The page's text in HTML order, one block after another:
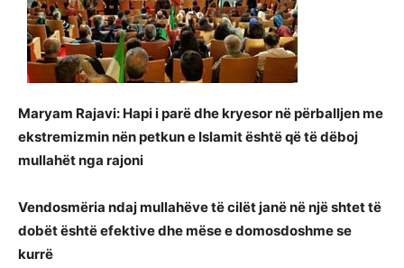
Maryam Rajavi: Hapi i parë dhe kryesor në përballjen me
ekstremizmin nën petkun e Islamit është që të dëboj
mullahët nga rajoni
Vendosmëria ndaj mullahëve të cilët janë në një shtet të
dobët është efektive dhe mëse e domosdoshme se
kurrë